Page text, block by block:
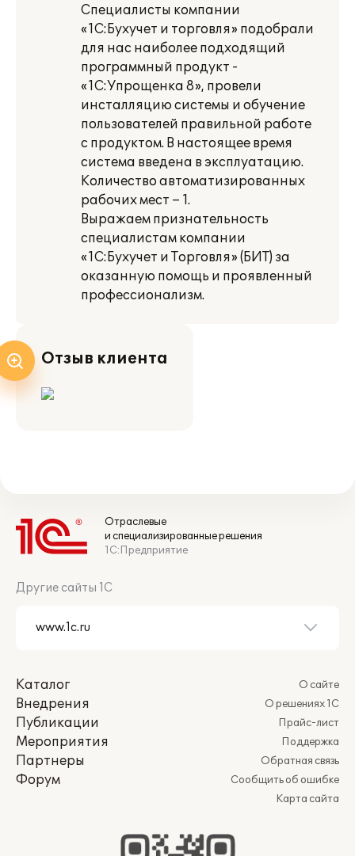
Специалисты компании
«1С:Бухучет и торговля» подобрали
для нас наиболее подходящий
программный продукт -
«1С:Упрощенка 8», провели
инсталляцию системы и обучение
пользователей правильной работе
с продуктом. В настоящее время
система введена в эксплуатацию.
Количество автоматизированных
рабочих мест – 1.
Выражаем признательность
специалистам компании
«1С:Бухучет и Торговля» (БИТ) за
оказанную помощь и проявленный
профессионализм.
Отзыв клиента
Отраслевые
и специализированные решения
1С:Предприятие
Другие сайты 1С
Каталог
Внедрения
Публикации
Мероприятия
Партнеры
Форум
О сайте
О решениях 1С
Прайс-лист
Поддержка
Обратная связь
Сообщить об ошибке
Карта сайта